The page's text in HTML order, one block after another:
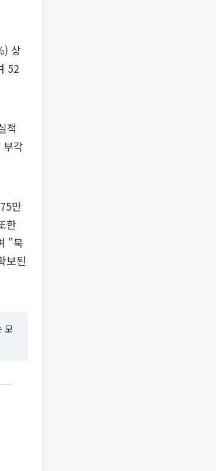
상
52
적
각
만
한
"북
보된
모